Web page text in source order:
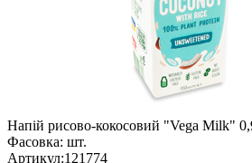
Напій рисово-кокосовий "Vega Milk"
Фасовка: шт.
Артикул:121774